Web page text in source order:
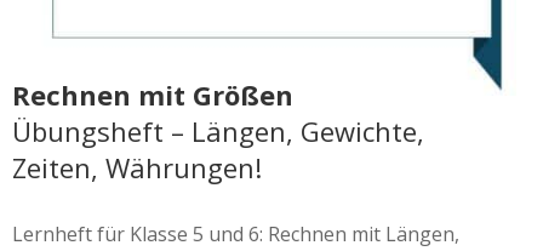
Rechnen mit Größen
Übungsheft – Längen, Gewichte,
Zeiten, Währungen!
Lernheft für Klasse 5 und 6: Rechnen mit Längen,